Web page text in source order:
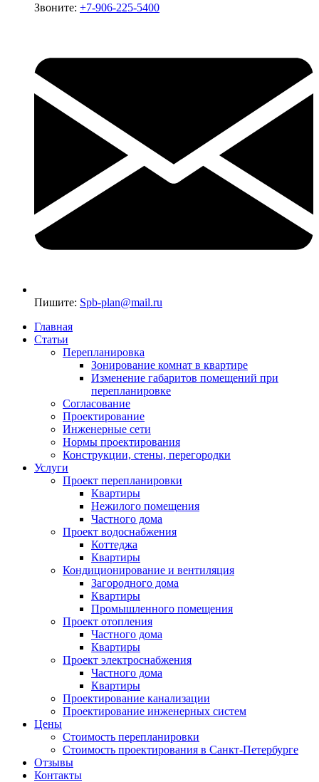
Звоните: +7-906-225-5400
Пишите: Spb-plan@mail.ru
Главная
Статьи
Перепланировка
Зонирование комнат в квартире
Изменение габаритов помещений при
перепланировке
Согласование
Проектирование
Инженерные сети
Нормы проектирования
Конструкции, стены, перегородки
Услуги
Проект перепланировки
Квартиры
Нежилого помещения
Частного дома
Проект водоснабжения
Коттеджа
Квартиры
Кондиционирование и вентиляция
Загородного дома
Квартиры
Промышленного помещения
Проект отопления
Частного дома
Квартиры
Проект электроснабжения
Частного дома
Квартиры
Проектирование канализации
Проектирование инженерных систем
Цены
Стоимость перепланировки
Стоимость проектирования в Санкт-Петербурге
Отзывы
Контакты